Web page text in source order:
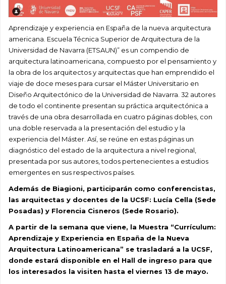
Aprendizaje y experiencia en España de la nueva arquitectura
americana. Escuela Técnica Superior de Arquitectura de la
Universidad de Navarra (ETSAUN)” es un compendio de
arquitectura latinoamericana, compuesto por el pensamiento y
la obra de los arquitectos y arquitectas que han emprendido el
viaje de doce meses para cursar el Máster Universitario en
Diseño Arquitectónico de la Universidad de Navarra. 32 autores
de todo el continente presentan su práctica arquitectónica a
través de una obra desarrollada en cuatro páginas dobles, con
una doble reservada a la presentación del estudio y la
experiencia del Máster. Así, se reúne en estas páginas un
diagnóstico del estado de la arquitectura a nivel regional,
presentada por sus autores, todos pertenecientes a estudios
emergentes en sus respectivos países.
Además de Biagioni, participarán como conferencistas,
las arquitectas y docentes de la UCSF: Lucía Cella (Sede
Posadas) y Florencia Cisneros (Sede Rosario).
A partir de la semana que viene, la Muestra “Currículum:
Aprendizaje y Experiencia en España de la Nueva
Arquitectura Latinoamericana” se trasladará a la UCSF,
donde estará disponible en el Hall de ingreso para que
los interesados la visiten hasta el viernes 13 de mayo.